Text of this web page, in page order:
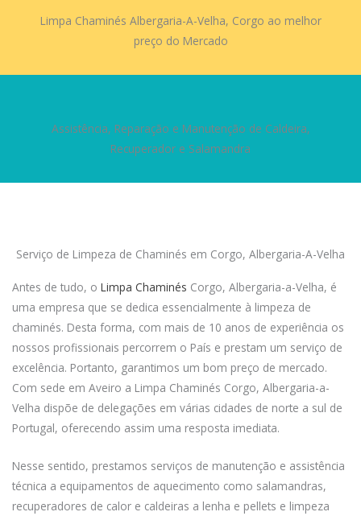
Limpa Chaminés Albergaria-A-Velha, Corgo ao melhor
preço do Mercado
Assistência, Reparação e Manutenção de Caldeira,
Recuperador e Salamandra
Serviço de Limpeza de Chaminés em Corgo, Albergaria-A-Velha
Antes de tudo, o Limpa Chaminés Corgo, Albergaria-a-Velha, é
uma empresa que se dedica essencialmente à limpeza de
chaminés. Desta forma, com mais de 10 anos de experiência os
nossos profissionais percorrem o País e prestam um serviço de
excelência. Portanto, garantimos um bom preço de mercado.
Com sede em Aveiro a Limpa Chaminés Corgo, Albergaria-a-
Velha dispõe de delegações em várias cidades de norte a sul de
Portugal, oferecendo assim uma resposta imediata.
Nesse sentido, prestamos serviços de manutenção e assistência
técnica a equipamentos de aquecimento como salamandras,
recuperadores de calor e caldeiras a lenha e pellets e limpeza